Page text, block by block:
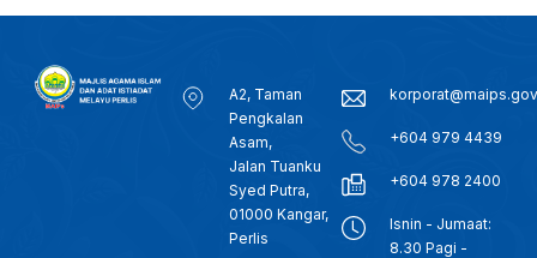
A2, Taman
Pengkalan
Asam,
Jalan Tuanku
Syed Putra,
01000 Kangar,
Perlis
+604 979 4439
+604 978 2400
Isnin - Jumaat:
8.30 Pagi -